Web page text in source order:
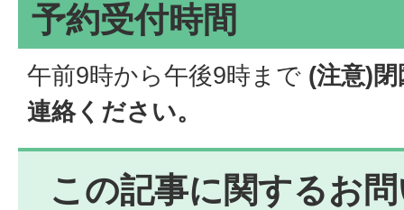
予約受付時間
午前9時から午後9時まで (注意)
連絡ください。
この記事に関するお